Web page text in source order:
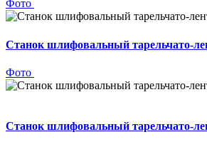
Фото
Станок шлифовальный тарельчато-
Фото
Станок шлифовальный тарельчато-